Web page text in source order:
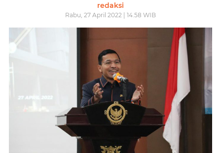
redaksi
Rabu, 27 April 2022 | 14.58 WIB